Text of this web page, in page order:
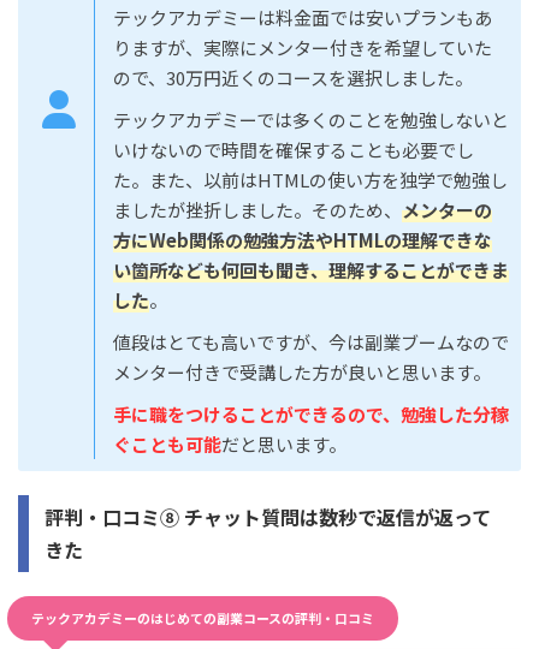
テックアカデミーは料金面では安いプランもあ
りますが、実際にメンター付きを希望していた
ので、30万円近くのコースを選択しました。
テックアカデミーでは多くのことを勉強しないと
いけないので時間を確保することも必要でし
た。また、以前はHTMLの使い方を独学で勉強し
ましたが挫折しました。そのため、 メンターの
方にWeb関係の勉強方法やHTMLの理解できな
い箇所なども何回も聞き、理解することができま
した。
値段はとても高いですが、今は副業ブームなので
メンター付きで受講した方が良いと思います。
手に職をつけることができるので、勉強した分稼
ぐことも可能だと思います。
評判・口コミ⑧ チャット質問は数秒で返信が返って
きた
テックアカデミーのはじめての副業コースの評判・口コミ